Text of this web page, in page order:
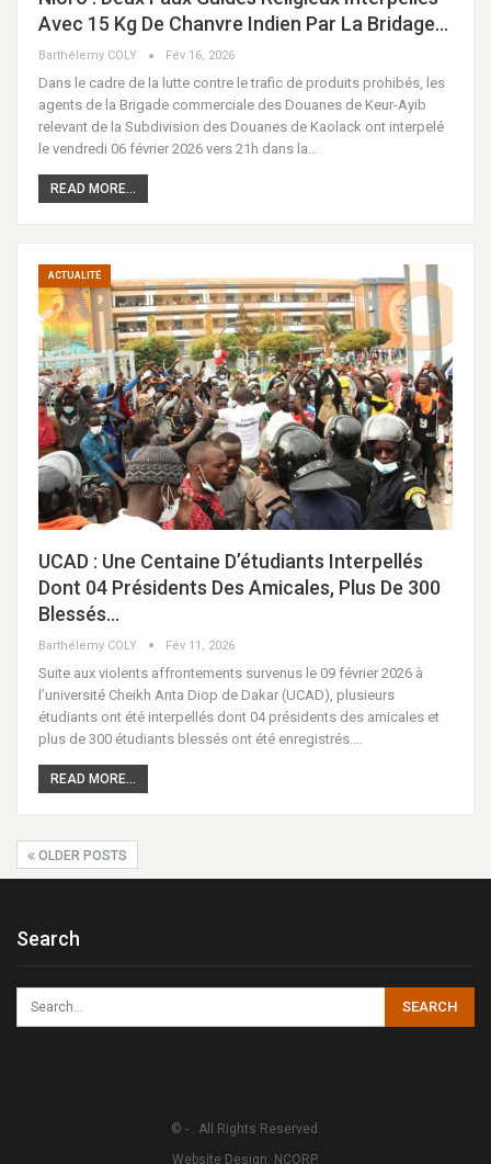
Avec 15 Kg De Chanvre Indien Par La Bridage…
Barthélemy COLY Fév 16, 2026
Dans le cadre de la lutte contre le trafic de produits prohibés, les
agents de la Brigade commerciale des Douanes de Keur-Ayib
relevant de la Subdivision des Douanes de Kaolack ont interpelé
le vendredi 06 février 2026 vers 21h dans la…
READ MORE...
ACTUALITÉ
UCAD : Une Centaine D’étudiants Interpellés
Dont 04 Présidents Des Amicales, Plus De 300
Blessés…
Barthélemy COLY Fév 11, 2026
Suite aux violents affrontements survenus le 09 février 2026 à
l’université Cheikh Anta Diop de Dakar (UCAD), plusieurs
étudiants ont été interpellés dont 04 présidents des amicales et
plus de 300 étudiants blessés ont été enregistrés.…
READ MORE...
OLDER POSTS
Search
© - . All Rights Reserved.
Website Design: NCORP.